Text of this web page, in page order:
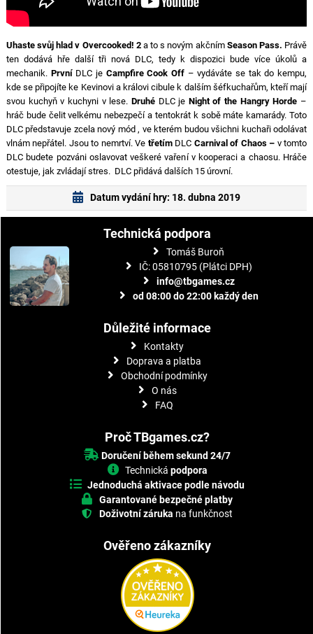
Uhaste svůj hlad v Overcooked! 2a to s novým akčním Season Pass. Právě
ten dodává hře další tři nová DLC, tedy k dispozici bude více úkolů a
mechanik. PrvníDLC je Campfire Cook Off – vydáváte se tak do kempu,
kde se připojíte ke Kevinovi a královi cibule k dalším šéfkuchařům, kteří mají
svou kuchyň v kuchyni v lese. DruhéDLC je Night of the Hangry Horde –
hráč bude čelit velkému nebezpečí a tentokrát k sobě máte kamarády. Toto
DLC představuje zcela nový mód , ve kterém budou všichni kuchaři odolávat
vlnám nepřátel. Jsou to nemrtví. Ve třetímDLC Carnival of Chaos – v tomto
DLC budete pozváni oslavovat veškeré vaření v kooperaci a chaosu. Hráče
otestuje, jak zvládají stres. DLC přidává dalších 15 úrovní.
Datum vydání hry: 18. dubna 2019
Technická podpora
Tomáš Buroň
IČ: 05810795 (Plátci DPH)
info@tbgames.cz
od 08:00 do 22:00 každý den
Důležité informace
Kontakty
Doprava a platba
Obchodní podmínky
O nás
FAQ
Proč TBgames.cz?
Doručení během sekund 24/7
Technická podpora
Jednoduchá aktivace podle návodu
Garantované bezpečné platby
Doživotní záruka na funkčnost
Ověřeno zákazníky